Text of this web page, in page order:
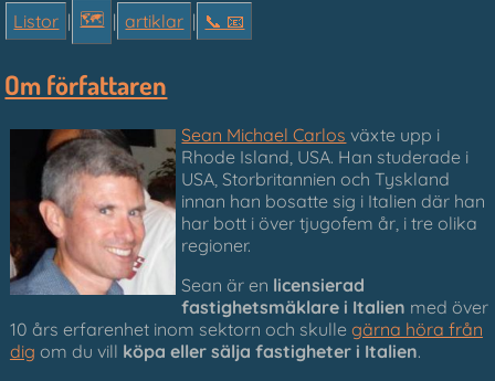
Listor | 🗺 | artiklar | 📞︎ 📧
Om författaren
Sean Michael Carlos växte upp i
Rhode Island, USA. Han studerade i
USA, Storbritannien och Tyskland
innan han bosatte sig i Italien där han
har bott i över tjugofem år, i tre olika
regioner.
Sean är en licensierad
fastighetsmäklare i Italien med över
10 års erfarenhet inom sektorn och skulle gärna höra från
dig om du vill köpa eller sälja fastigheter i Italien.